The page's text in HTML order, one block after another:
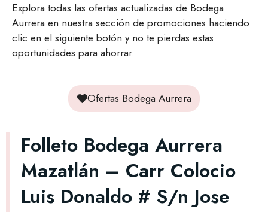
Explora todas las ofertas actualizadas de Bodega
Aurrera en nuestra sección de promociones haciendo
clic en el siguiente botón y no te pierdas estas
oportunidades para ahorrar.
Ofertas Bodega Aurrera
Folleto Bodega Aurrera
Mazatlán – Carr Colocio
Luis Donaldo # S/n Jose